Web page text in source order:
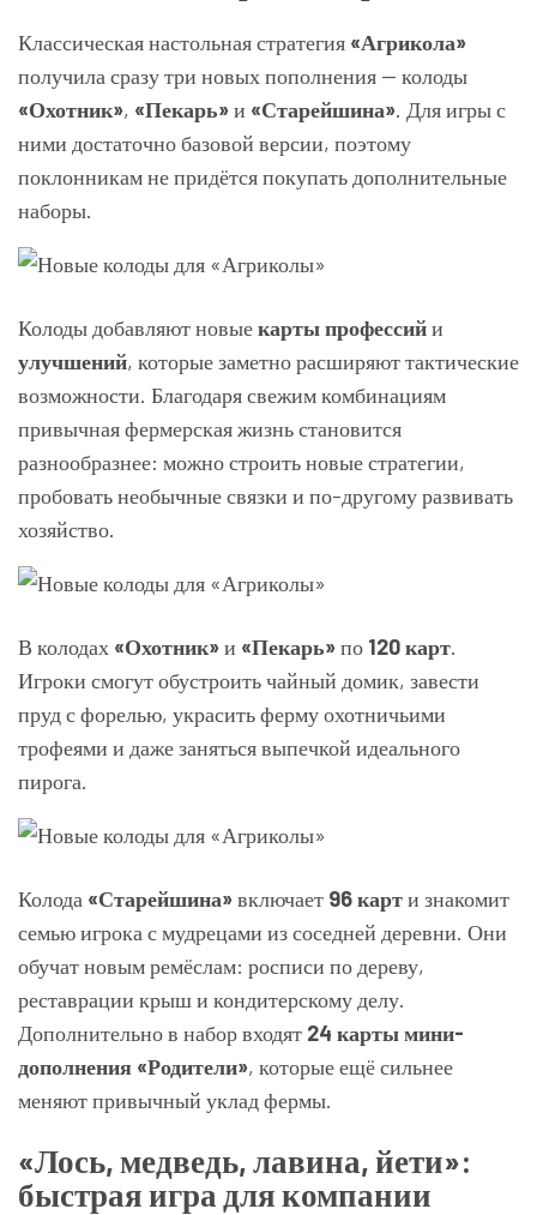
Классическая настольная стратегия «Агрикола»
получила сразу три новых пополнения — колоды
«Охотник», «Пекарь»и «Старейшина». Для игры с
ними достаточно базовой версии, поэтому
поклонникам не придётся покупать дополнительные
наборы.
Колоды добавляют новыекарты профессийи
улучшений, которые заметно расширяют тактические
возможности. Благодаря свежим комбинациям
привычная фермерская жизнь становится
разнообразнее: можно строить новые стратегии,
пробовать необычные связки и по-другому развивать
хозяйство.
В колодах «Охотник»и «Пекарь»по 120 карт.
Игроки смогут обустроить чайный домик, завести
пруд с форелью, украсить ферму охотничьими
трофеями и даже заняться выпечкой идеального
пирога.
Колода «Старейшина»включает 96 карти знакомит
семью игрока с мудрецами из соседней деревни. Они
обучат новым ремёслам: росписи по дереву,
реставрации крыш и кондитерскому делу.
Дополнительно в набор входят 24 карты мини-
дополнения «Родители», которые ещё сильнее
меняют привычный уклад фермы.
«Лось, медведь, лавина, йети»:
быстрая игра для компании